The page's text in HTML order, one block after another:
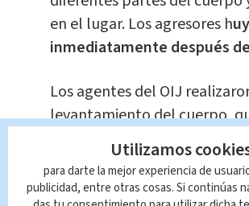
en el lugar. Los agresores h
inmediatamente después
Los agentes del OIJ
levantamiento del cuerpo,
trasladado al Complejo de
Forenses para la autopsia
correspondiente. En la
Utilizamos
para darte la mejor experiencia de
publicidad, entre otras cosas. Si continúas